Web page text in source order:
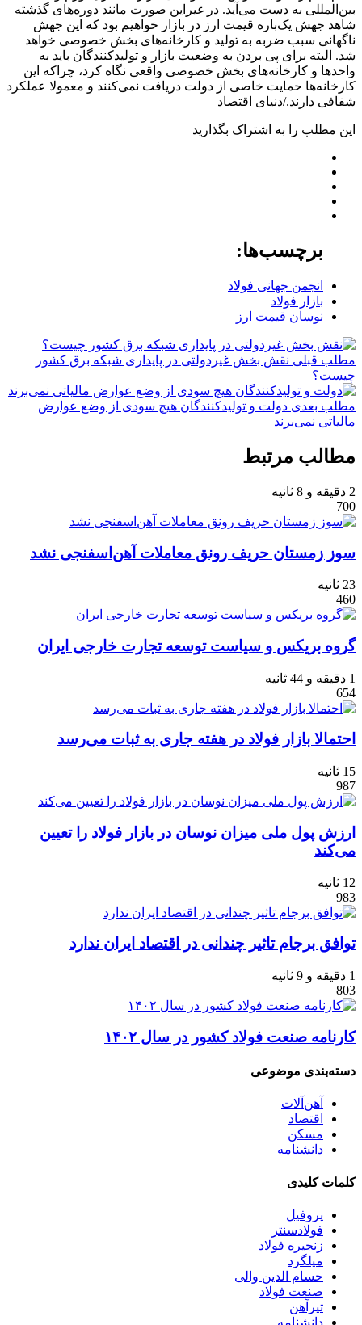
بین‌المللی به دست می‌آید. در غیراین صورت مانند دوره‌های گذشته
شاهد جهش یک‌باره قیمت ارز در بازار خواهیم بود که این جهش
ناگهانی سبب ضربه به تولید و کارخانه‌های بخش خصوصی خواهد
شد. البته برای پی بردن به وضعیت بازار و تولیدکنندگان باید به
واحدها و کارخانه‌های بخش خصوصی واقعی نگاه کرد، چراکه این
کارخانه‌ها حمایت خاصی از دولت دریافت نمی‌کنند و معمولا عملکرد
شفافی دارند./دنیای اقتصاد
این مطلب را به اشتراک بگذارید
برچسب‌ها:
انجمن جهانی فولاد
بازار فولاد
نوسان قیمت ارز
مطلب قبلی نقش‌ بخش غیردولتی در پایداری شبکه برق کشور
چیست؟
مطلب بعدی دولت و تولیدکنندگان هیچ سودی از وضع عوارض
مالیاتی نمی‌برند
مطالب مرتبط
2 دقیقه و 8 ثانیه
700
سوز زمستان حریف رونق معاملات آهن‌‌‌اسفنجی نشد
23 ثانیه
460
گروه بریکس و سیاست توسعه تجارت خارجی ایران
1 دقیقه و 44 ثانیه
654
احتمالا بازار فولاد در هفته جاری به ثبات می‌رسد
15 ثانیه
987
ارزش پول ملی میزان نوسان در بازار فولاد را تعیین
می‌کند
12 ثانیه
983
توافق برجام تاثیر چندانی در اقتصاد ایران ندارد
1 دقیقه و 9 ثانیه
803
کارنامه صنعت فولاد کشور در سال ۱۴۰۲
دسته‌بندی موضوعی
آهن‌آلات
اقتصاد
مسکن
دانشنامه
کلمات کلیدی
پروفیل
فولادسنتر
زنجيره فولاد
میلگرد
حسام الدین والی
صنعت فولاد
تیرآهن
دانشنامه